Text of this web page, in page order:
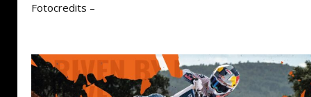
Fotocredits –